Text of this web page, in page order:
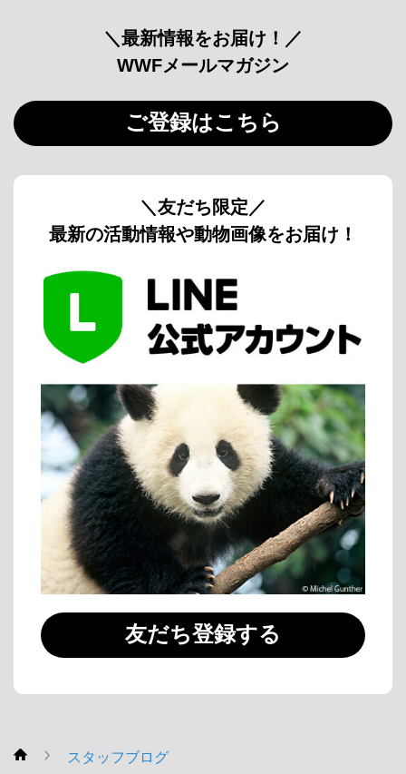
＼最新情報をお届け！／
WWFメールマガジン
ご登録はこちら
＼友だち限定／
最新の活動情報や動物画像をお届け！
友だち登録する
WWF
スタッフブログ